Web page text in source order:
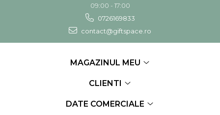
09:00 - 17:00
0726169833
contact@giftspace.ro
MAGAZINUL MEU
CLIENTI
DATE COMERCIALE